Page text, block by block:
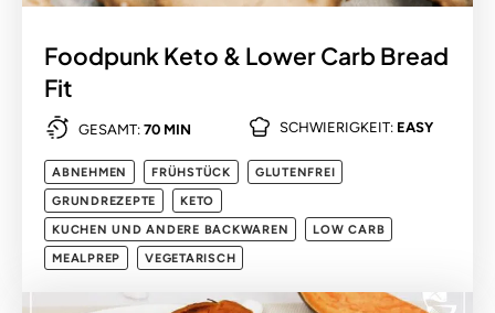
Foodpunk Keto & Lower Carb Bread
Fit
GESAMT: 70 MIN SCHWIERIGKEIT: EASY
ABNEHMEN FRÜHSTÜCK
GLUTENFREI
GRUNDREZEPTE
KETO
KUCHEN UND ANDERE BACKWAREN
LOW CARB
MEALPREP
VEGETARISCH